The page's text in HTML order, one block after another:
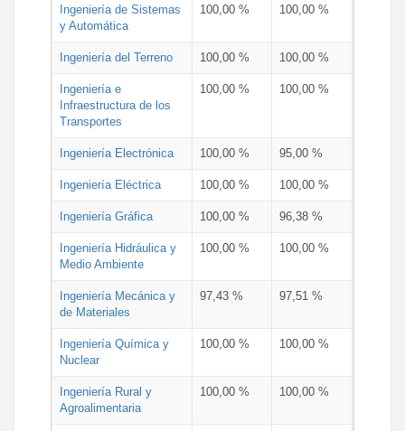
Ingeniería de Sistemas
y Automática
100,00 % 100,00 %
Ingeniería del Terreno 100,00 % 100,00 %
Ingeniería e
Infraestructura de los
Transportes
100,00 % 100,00 %
Ingeniería Electrónica 100,00 % 95,00 %
Ingeniería Eléctrica 100,00 % 100,00 %
Ingeniería Gráfica 100,00 % 96,38 %
Ingeniería Hidráulica y
Medio Ambiente
100,00 % 100,00 %
Ingeniería Mecánica y
de Materiales
97,43 % 97,51 %
Ingeniería Química y
Nuclear
100,00 % 100,00 %
Ingeniería Rural y
Agroalimentaria
100,00 % 100,00 %